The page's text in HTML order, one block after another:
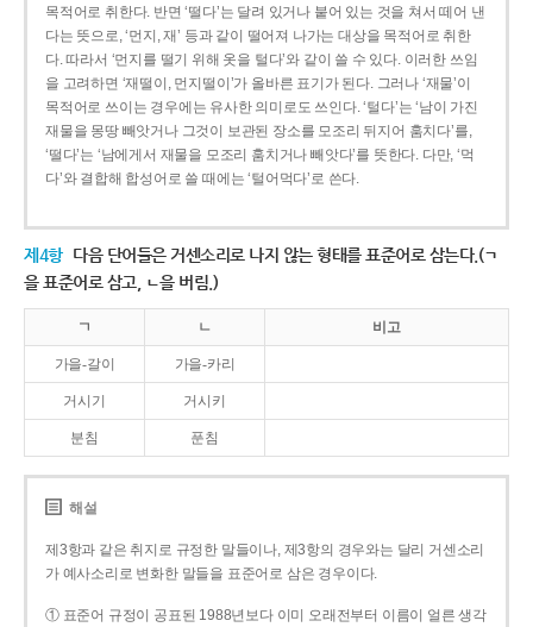
목적어로 취한다. 반면 ‘떨다’는 달려 있거나 붙어 있는 것을 쳐서 떼어 낸
다는 뜻으로, ‘먼지, 재’ 등과 같이 떨어져 나가는 대상을 목적어로 취한
다. 따라서 ‘먼지를 떨기 위해 옷을 털다’와 같이 쓸 수 있다. 이러한 쓰임
을 고려하면 ‘재떨이, 먼지떨이’가 올바른 표기가 된다. 그러나 ‘재물’이
목적어로 쓰이는 경우에는 유사한 의미로도 쓰인다. ‘털다’는 ‘남이 가진
재물을 몽땅 빼앗거나 그것이 보관된 장소를 모조리 뒤지어 훔치다’를,
‘떨다’는 ‘남에게서 재물을 모조리 훔치거나 빼앗다’를 뜻한다. 다만, ‘먹
다’와 결합해 합성어로 쓸 때에는 ‘털어먹다’로 쓴다.
제4항 다음 단어들은 거센소리로 나지 않는 형태를 표준어로 삼는다.(ㄱ
을 표준어로 삼고, ㄴ을 버림.)
ㄱ ㄴ 비고
가을-갈이 가을-카리
거시기 거시키
분침 푼침
해설
제3항과 같은 취지로 규정한 말들이나, 제3항의 경우와는 달리 거센소리
가 예사소리로 변화한 말들을 표준어로 삼은 경우이다.
① 표준어 규정이 공표된 1988년보다 이미 오래전부터 이름이 얼른 생각